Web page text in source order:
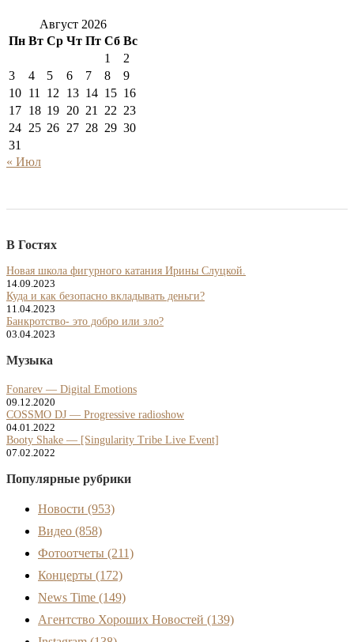
Август 2026
Пн Вт Ср Чт Пт Сб Вс
1
2
3
4 5 6 7 8
9
10 11 12 13 14 15 16
17 18 19 20 21 22 23
24 25 26 27 28 29 30
31
« Июл
В Гостях
Новая школа фигурного катания Ирины Слуцкой.
14.09.2023
Куда и как безопасно вкладывать деньги?
11.04.2023
Банкротство- это добро или зло?
03.04.2023
Музыка
Fonarev — Digital Emotions
09.12.2020
COSSMO DJ — Progressive radioshow
04.01.2022
Booty Shake — [Singularity Tribe Live Event]
07.02.2022
Популярные рубрики
Новости (953)
Видео (858)
Фотоотчеты (211)
Концерты (172)
News Time (149)
Агентство Хороших Новостей (139)